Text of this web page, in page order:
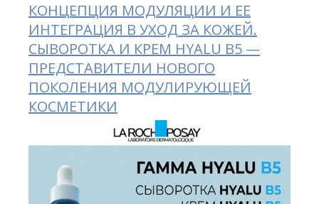
КОНЦЕПЦИЯ МОДУЛЯЦИИ И ЕЕ
ИНТЕГРАЦИЯ В УХОД ЗА КОЖЕЙ.
СЫВОРОТКА И КРЕМ HYALU B5 —
ПРЕДСТАВИТЕЛИ НОВОГО
ПОКОЛЕНИЯ МОДУЛИРУЮЩЕЙ
КОСМЕТИКИ